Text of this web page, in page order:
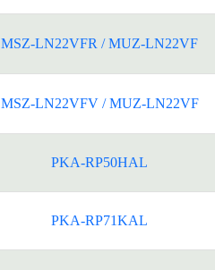
MSZ-LN22VFR / MUZ-LN22VF
MSZ-LN22VFV / MUZ-LN22VF
PKA-RP50HAL
PKA-RP71KAL